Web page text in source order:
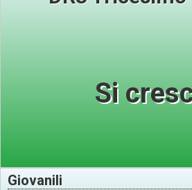
Si
Giovanili